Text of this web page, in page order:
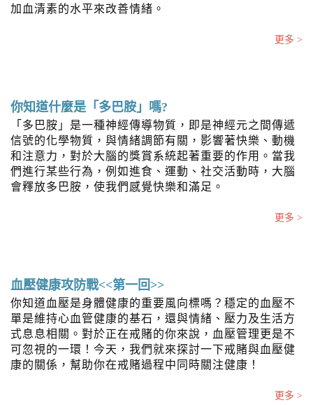
加血清素的水平來改善情緒。
更多 >
你知道什麼是「多巴胺」嗎?
「多巴胺」是一種神經傳導物質，即是神經元之間傳遞
信號的化學物質，與情緒調節有關，影響著快樂、動機
和注意力，對於大腦的獎賞系統起著重要的作用。當我
們進行某些行為，例如進食、運動、社交活動時，大腦
會釋放多巴胺，使我們感覺快樂和滿足。
更多 >
血壓健康攻防戰<<第一回>>
你知道血壓是身體健康的重要風向標嗎？穩定的血壓不
單是維持心血管健康的基石，還與情緒、壓力及生活方
式息息相關。對於正在戒賭的你來說，血壓管理更是不
可忽視的一環！今天，我們就來探討一下戒賭與血壓健
康的關係，幫助你在戒賭過程中同時關注健康！
更多 >